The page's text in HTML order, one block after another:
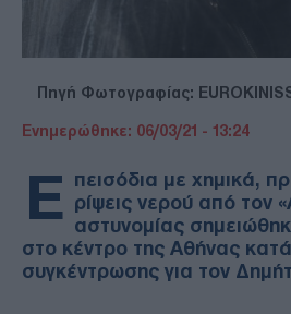
Πηγή Φωτογραφίας:
Ενημερώθηκε: 06/03/21 - 13:24
Ε πεισόδια με χημικά,
ρίψεις νερού από τον
αστυνομίας
στο κέντρο της Αθήνας
συγκέντρωσης για τον